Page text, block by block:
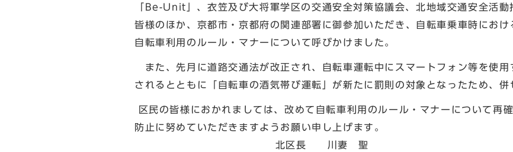
「Be-Unit」、衣笠及び大将軍学区の交通安全対策協議会、北地域交通安全活
皆様のほか、京都市・京都府の関連部署に御参加いただき、自転車乗車時にお
自転車利用のルール・マナーについて呼びかけました。
また、先月に道路交通法が改正され、自転車運転中にスマートフォン等を使用
されるとともに「自転車の酒気帯び運転」が新たに罰則の対象となったため、併
区民の皆様におかれましては、改めて自転車利用のルール・マナーについて再
防止に努めていただきますようお願
北区長 川妻 聖